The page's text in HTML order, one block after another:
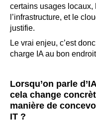
certains usages locaux,
l’infrastructure, et le
justifie.
Le vrai enjeu, c’est
charge IA au bon
Lorsqu’on parle
cela change
manière de
IT ?